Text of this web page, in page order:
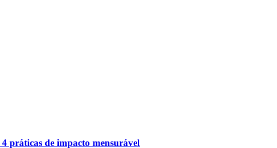
práticas de impacto mensurável